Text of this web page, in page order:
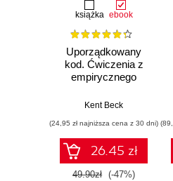
książka ebook
Uporządkowany
kod. Ćwiczenia z
empirycznego
oprogramowania
Kent Beck
(24,95 zł najniższa cena z 30 dni)
26.45 zł
49.90zł (-47%)